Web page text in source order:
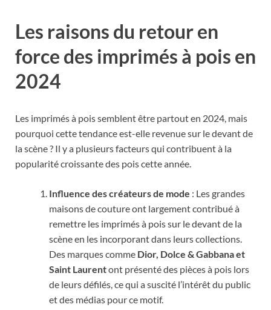
Les raisons du retour en
force des imprimés à pois en
2024
Les imprimés à pois semblent être partout en 2024, mais
pourquoi cette tendance est-elle revenue sur le devant de
la scène ? Il y a plusieurs facteurs qui contribuent à la
popularité croissante des pois cette année.
Influence des créateurs de mode : Les grandes
maisons de couture ont largement contribué à
remettre les imprimés à pois sur le devant de la
scène en les incorporant dans leurs collections.
Des marques comme Dior, Dolce & Gabbana et
Saint Laurentont présenté des pièces à pois lors
de leurs défilés, ce qui a suscité l’intérêt du public
et des médias pour ce motif.